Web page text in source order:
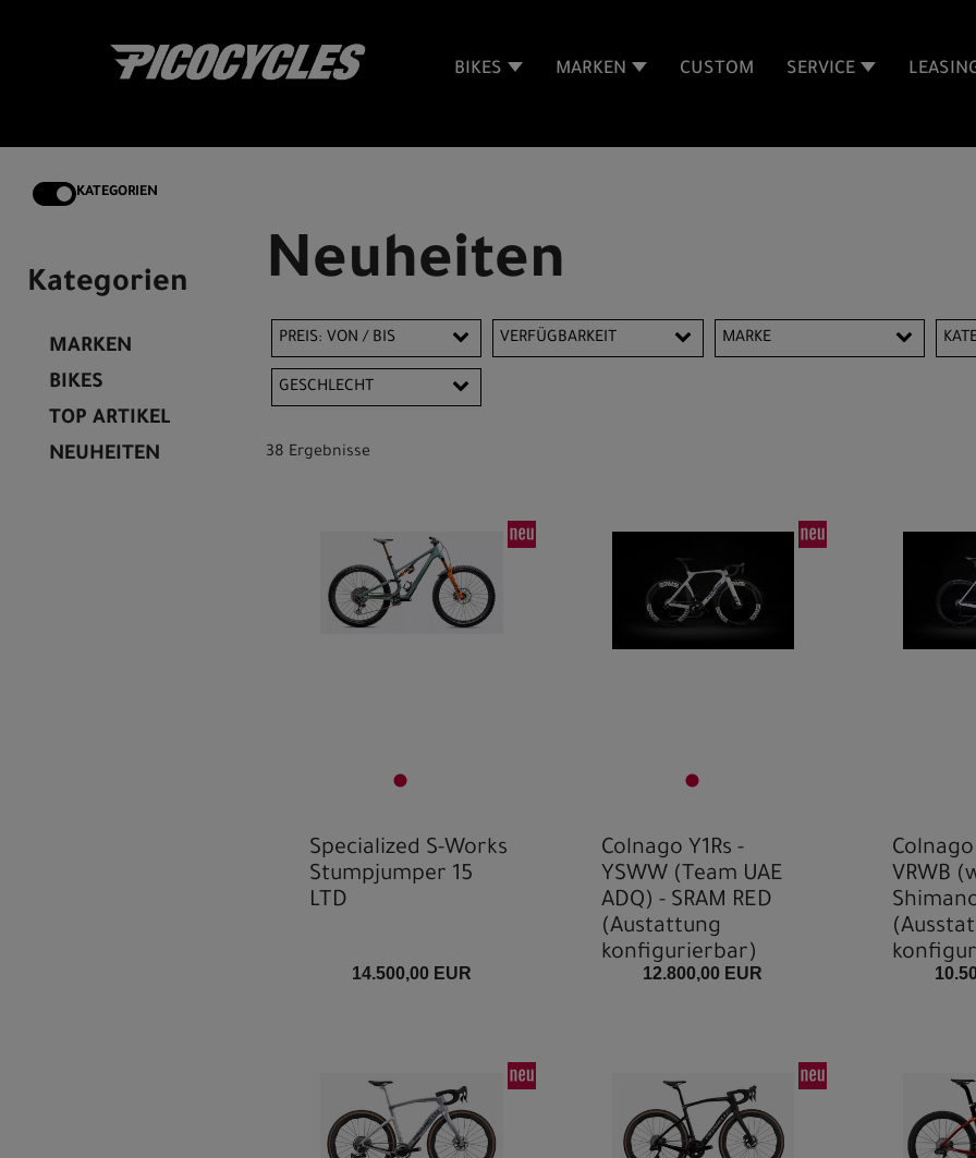
BIKES MARKEN CUSTOM SERVICE
KATEGORIEN
Kategorien
MARKEN
BIKES
TOP ARTIKEL
NEUHEITEN
Neuheiten
PREIS: VON / BIS VERFÜGBARKEIT MARKE
GESCHLECHT
38 Ergebnisse
Specialized S-Works
Stumpjumper 15
LTD
14.500,00 EUR
Colnago Y1Rs -
YSWW (Team UAE
ADQ) - SRAM RED
(Austattung
konfigurierbar)
12.800,00 EUR
Colnago
VRWB